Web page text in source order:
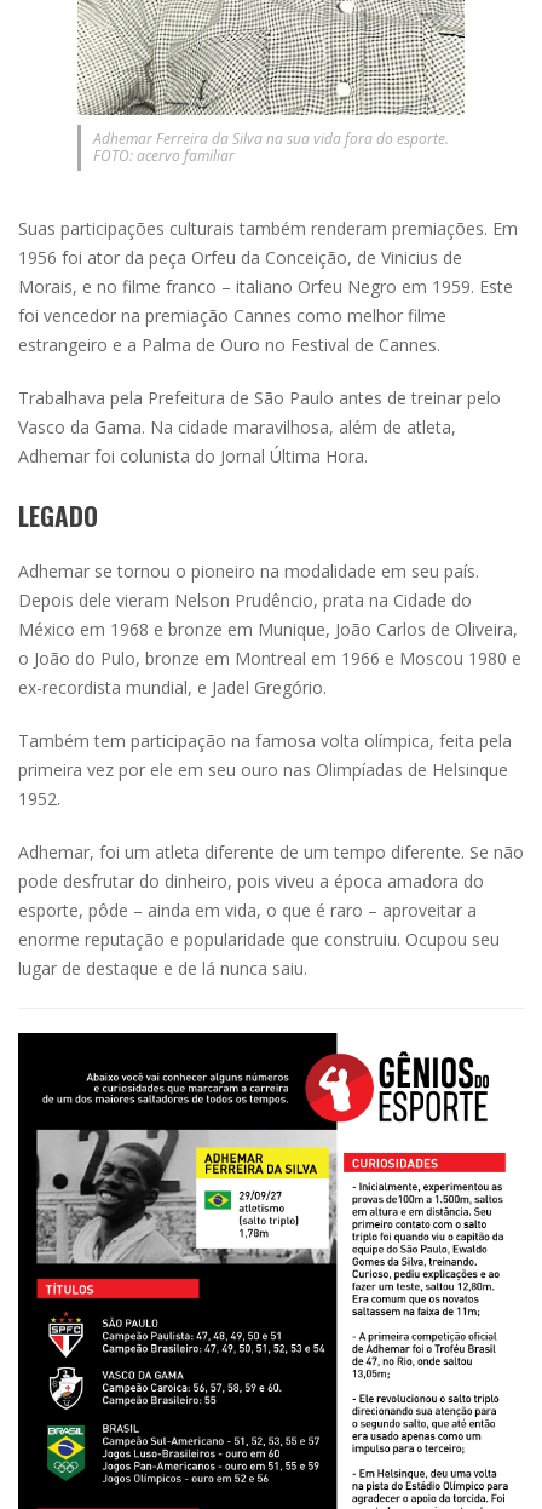
Adhemar Ferreira da Silva na sua vida fora do esporte.
FOTO: acervo familiar
Suas participações culturais também renderam premiações. Em
1956 foi ator da peça Orfeu da Conceição, de Vinicius de
Morais, e no filme franco – italiano Orfeu Negro em 1959. Este
foi vencedor na premiação Cannes como melhor filme
estrangeiro e a Palma de Ouro no Festival de Cannes.
Trabalhava pela Prefeitura de São Paulo antes de treinar pelo
Vasco da Gama. Na cidade maravilhosa, além de atleta,
Adhemar foi colunista do Jornal Última Hora.
LEGADO
Adhemar se tornou o pioneiro na modalidade em seu país.
Depois dele vieram Nelson Prudêncio, prata na Cidade do
México em 1968 e bronze em Munique, João Carlos de Oliveira,
o João do Pulo, bronze em Montreal em 1966 e Moscou 1980 e
ex-recordista mundial, e Jadel Gregório.
Também tem participação na famosa volta olímpica, feita pela
primeira vez por ele em seu ouro nas Olimpíadas de Helsinque
1952.
Adhemar, foi um atleta diferente de um tempo diferente. Se não
pode desfrutar do dinheiro, pois viveu a época amadora do
esporte, pôde – ainda em vida, o que é raro – aproveitar a
enorme reputação e popularidade que construiu. Ocupou seu
lugar de destaque e de lá nunca saiu.